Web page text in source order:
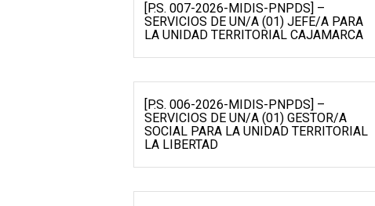
[P.S. 007-2026-MIDIS-PNPDS] –
SERVICIOS DE UN/A (01) JEFE/A PARA
LA UNIDAD TERRITORIAL CAJAMARCA
[P.S. 006-2026-MIDIS-PNPDS] –
SERVICIOS DE UN/A (01) GESTOR/A
SOCIAL PARA LA UNIDAD TERRITORIAL
LA LIBERTAD